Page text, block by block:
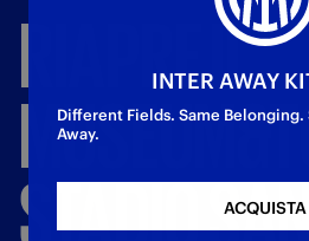
RIAPREIL
STADIO
INTER AWAY
Different Fields. Same
Away.
ACQUISTA